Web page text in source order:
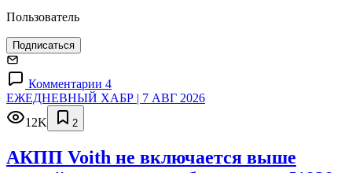
Пользователь
Подписаться
Комментарии 4
ЕЖЕДНЕВНЫЙ ХАБР | 7 АВГ 2026
12K
2
АКПП Voith не включается выше